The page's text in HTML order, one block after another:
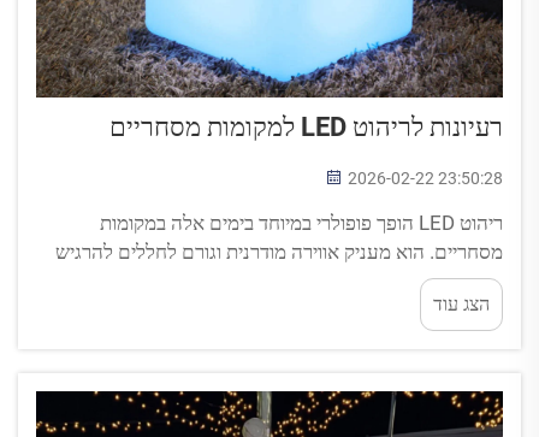
רעיונות לריהוט LED למקומות מסחריים
2026-02-22 23:50:28
ריהוט LED הופך פופולרי במיוחד בימים אלה במקומות
מסחריים. הוא מעניק אווירה מודרנית וגורם לחללים להרגיש
חיים יותר ומרגשים יותר. חברות רבות משתמשות בו כרגע כדי
למשוך לקוחות ולתת למיקום שלהן מראה ידידותי. לדוגמה,
מסעדות, קפיטריות או חנויות, ת...
הצג עוד